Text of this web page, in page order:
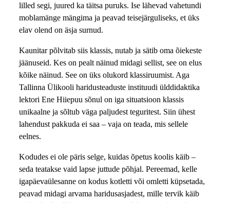
lilled segi, juured ka täitsa puruks. Ise lähevad vahetundi
moblamänge mängima ja peavad teisejärguliseks, et üks
elav olend on äsja surnud.
Kaunitar põlvitab siis klassis, nutab ja sätib oma õiekeste
jäänuseid. Kes on pealt näinud midagi sellist, see on elus
kõike näinud. See on üks olukord klassiruumist. Aga
Tallinna Ülikooli haridusteaduste instituudi ülddidaktika
lektori Ene Hiiepuu sõnul on iga situatsioon klassis
unikaalne ja sõltub väga paljudest teguritest. Siin ühest
lahendust pakkuda ei saa – vaja on teada, mis sellele
eelnes.
Kodudes ei ole päris selge, kuidas õpetus koolis käib –
seda teatakse vaid lapse juttude põhjal. Pereemad, kelle
igapäevaülesanne on kodus kotletti või omletti küpsetada,
peavad midagi arvama haridusasjadest, mille tervik käib